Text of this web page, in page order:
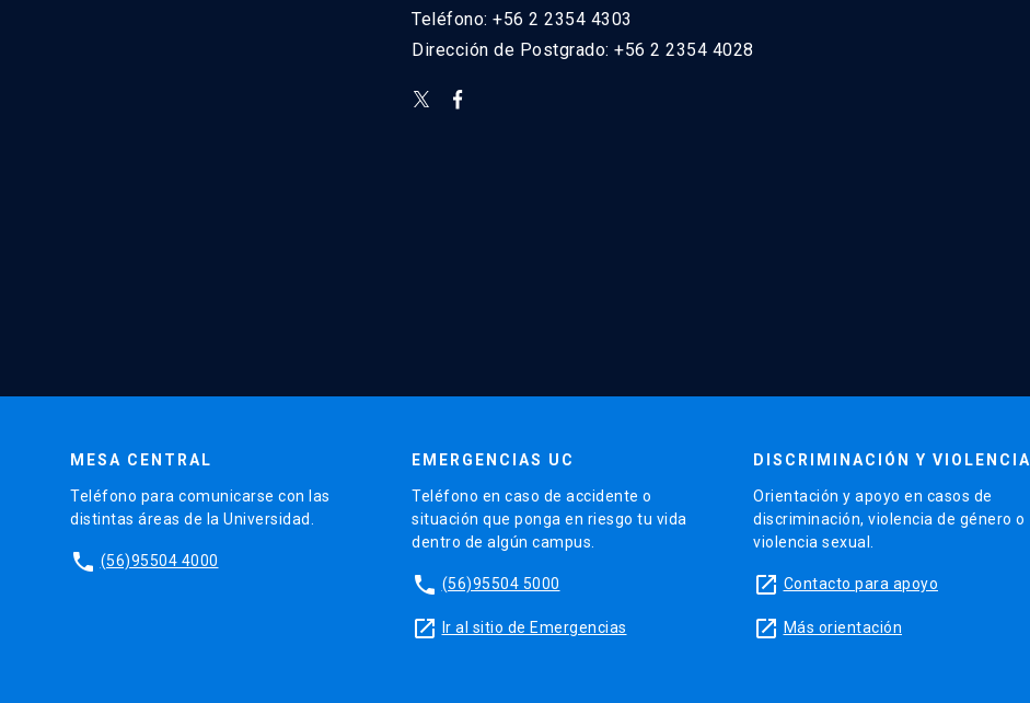
Teléfono: +56 2 2354 4303
Dirección de Postgrado: +56 2 2354 4028
MESA CENTRAL
Teléfono para comunicarse con las
distintas áreas de la Universidad.
phone (56)95504 4000
EMERGENCIAS UC
Teléfono en caso de accidente o
situación que ponga en riesgo tu vida
dentro de algún campus.
phone (56)95504 5000
launch Ir al sitio de Emergencias
DISCRIMINACIÓN Y VIOLENCIA
Orientación y apoyo en casos de
discriminación, violencia de género o
violencia sexual.
launch Contacto para apoyo
launch Más orientación